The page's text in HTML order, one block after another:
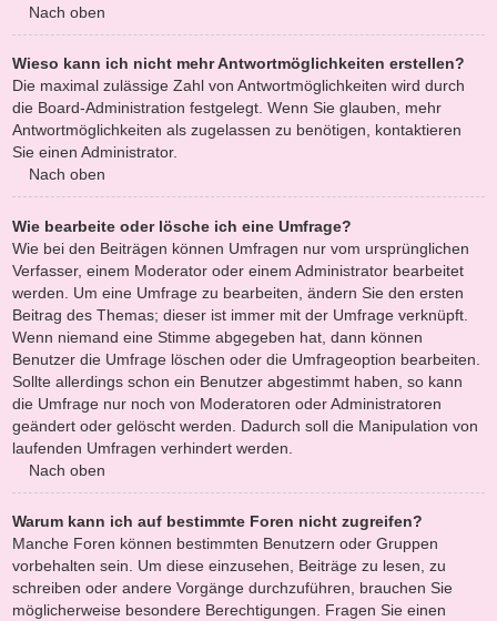
Nach oben
Wieso kann ich nicht mehr Antwortmöglichkeiten erstellen?
Die maximal zulässige Zahl von Antwortmöglichkeiten wird durch
die Board-Administration festgelegt. Wenn Sie glauben, mehr
Antwortmöglichkeiten als zugelassen zu benötigen, kontaktieren
Sie einen Administrator.
Nach oben
Wie bearbeite oder lösche ich eine Umfrage?
Wie bei den Beiträgen können Umfragen nur vom ursprünglichen
Verfasser, einem Moderator oder einem Administrator bearbeitet
werden. Um eine Umfrage zu bearbeiten, ändern Sie den ersten
Beitrag des Themas; dieser ist immer mit der Umfrage verknüpft.
Wenn niemand eine Stimme abgegeben hat, dann können
Benutzer die Umfrage löschen oder die Umfrageoption bearbeiten.
Sollte allerdings schon ein Benutzer abgestimmt haben, so kann
die Umfrage nur noch von Moderatoren oder Administratoren
geändert oder gelöscht werden. Dadurch soll die Manipulation von
laufenden Umfragen verhindert werden.
Nach oben
Warum kann ich auf bestimmte Foren nicht zugreifen?
Manche Foren können bestimmten Benutzern oder Gruppen
vorbehalten sein. Um diese einzusehen, Beiträge zu lesen, zu
schreiben oder andere Vorgänge durchzuführen, brauchen Sie
möglicherweise besondere Berechtigungen. Fragen Sie einen